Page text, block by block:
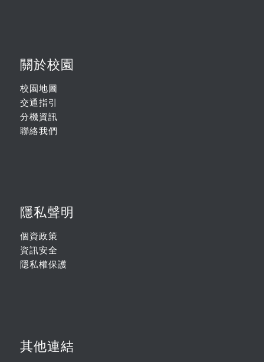
關於校園
校園地圖
交通指引
分機資訊
聯絡我們
隱私聲明
個資政策
資訊安全
隱私權保護
其他連結